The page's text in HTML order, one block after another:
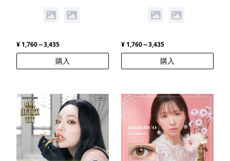
¥ 1,760～3,435
購入
¥ 1,760～3,435
購入